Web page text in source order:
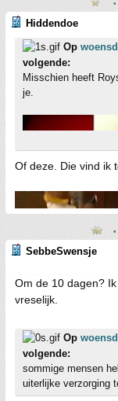
Hiddendoe
Op
volgende:
Misschien heeft
je.
Of deze. Die vind ik
SebbeSwensje
Om de 10 dagen?
vreselijk.
Op
volgende:
sommige mensen
uiterlijke verzorging